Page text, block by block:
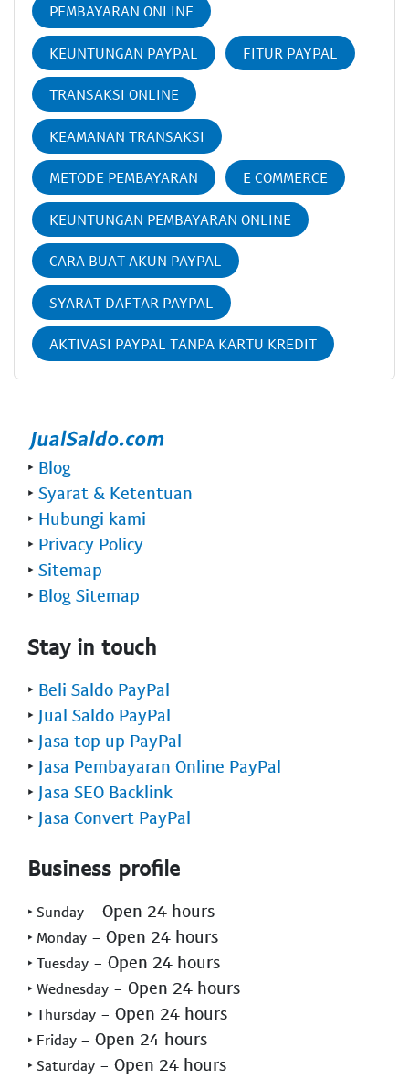
PEMBAYARAN ONLINE
KEUNTUNGAN PAYPAL FITUR PAYPAL
TRANSAKSI ONLINE
KEAMANAN TRANSAKSI
METODE PEMBAYARAN E COMMERCE
KEUNTUNGAN PEMBAYARAN ONLINE
CARA BUAT AKUN PAYPAL
SYARAT DAFTAR PAYPAL
AKTIVASI PAYPAL TANPA KARTU KREDIT
‣ Blog
‣ Syarat & Ketentuan
‣ Hubungi kami
‣ Privacy Policy
‣ Sitemap
‣ Blog Sitemap
Stay in touch
‣ Beli Saldo PayPal
‣ Jual Saldo PayPal
‣ Jasa top up PayPal
‣ Jasa Pembayaran Online PayPal
‣ Jasa SEO Backlink
‣ Jasa Convert PayPal
Business profile
‣ Sunday - Open 24 hours
‣ Monday - Open 24 hours
‣ Tuesday - Open 24 hours
‣ Wednesday - Open 24 hours
‣ Thursday - Open 24 hours
‣ Friday - Open 24 hours
‣ Saturday - Open 24 hours